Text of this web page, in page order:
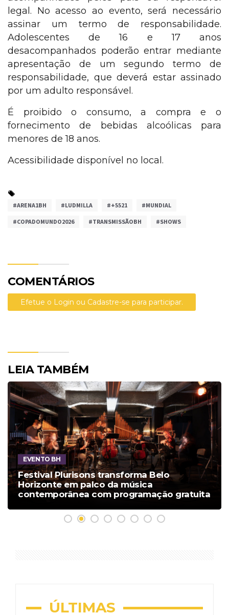
legal. No acesso ao evento, será necessário
assinar um termo de responsabilidade.
Adolescentes de 16 e 17 anos
desacompanhados poderão entrar mediante
apresentação de um segundo termo de
responsabilidade, que deverá estar assinado
por um adulto responsável.
É proibido o consumo, a compra e o
fornecimento de bebidas alcoólicas para
menores de 18 anos.
Acessibilidade disponível no local.
#ARENA1BH #LUDMILLA #+5521 #MUNDIAL
#COPADOMUNDO2026 #TRANSMISSÃOBH #SHOWS
COMENTÁRIOS
Efetue o Login ou Cadastre-se para participar.
LEIA TAMBÉM
EVENTO BH
Festival Plurisons transforma Belo
Horizonte em palco da música
contemporânea com programação gratuita
ÚLTIMAS